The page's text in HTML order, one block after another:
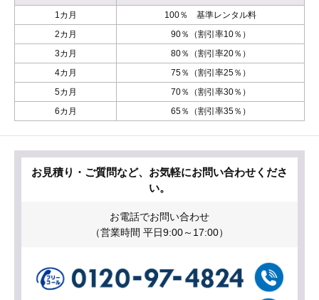
1カ月
100％ 基準レンタル料
2カ月
90％（割引率10％）
3カ月
80％（割引率20％）
4カ月
75％（割引率25％）
5カ月
70％（割引率30％）
6カ月
65％（割引率35％）
お見積り・ご質問など、お気軽にお問い合わせくださ
い。
お電話でお問い合わせ
（営業時間 平日9:00～17:00）